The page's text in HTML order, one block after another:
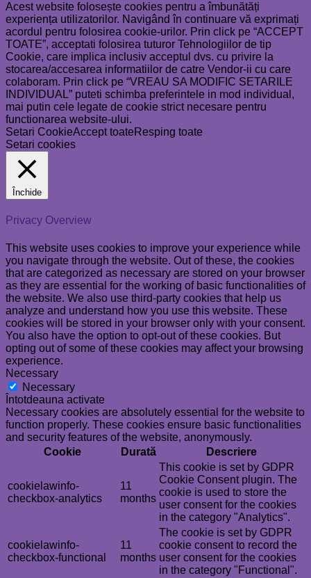
Acest website folosește cookies pentru a îmbunătăți
experiența utilizatorilor. Navigând în continuare vă exprimați
acordul pentru folosirea cookie-urilor. Prin click pe “ACCEPT
TOATE”, acceptati folosirea tuturor Tehnologiilor de tip
Cookie, care implica inclusiv acceptul dvs. cu privire la
stocarea/accesarea informatiilor de catre Vendor-ii cu care
colaboram. Prin click pe “VREAU SA MODIFIC SETARILE
INDIVIDUAL” puteti schimba preferintele in mod individual,
mai putin cele legate de cookie strict necesare pentru
functionarea website-ului.
Setari CookieAccept toateResping toate
Setari cookies
Închide
Privacy Overview
This website uses cookies to improve your experience while
you navigate through the website. Out of these, the cookies
that are categorized as necessary are stored on your browser
as they are essential for the working of basic functionalities of
the website. We also use third-party cookies that help us
analyze and understand how you use this website. These
cookies will be stored in your browser only with your consent.
You also have the option to opt-out of these cookies. But
opting out of some of these cookies may affect your browsing
experience.
Necessary
Necessary
Întotdeauna activate
Necessary cookies are absolutely essential for the website to
function properly. These cookies ensure basic functionalities
and security features of the website, anonymously.
Cookie
Durată Descriere
cookielawinfo-
checkbox-analytics
11
months
This cookie is set by GDPR
Cookie Consent plugin. The
cookie is used to store the
user consent for the cookies
in the category "Analytics".
cookielawinfo-
checkbox-functional
11
months
The cookie is set by GDPR
cookie consent to record the
user consent for the cookies
in the category "Functional".